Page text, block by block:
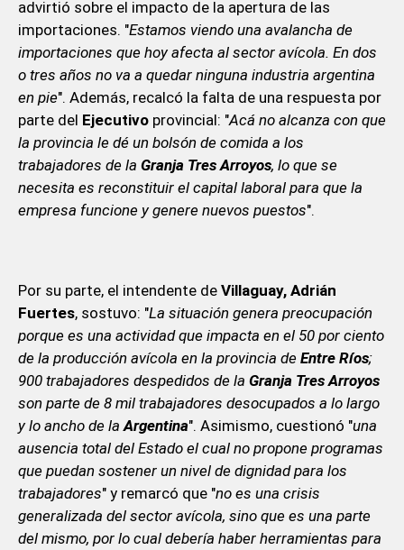
advirtió sobre el impacto de la apertura de las
importaciones. "Estamos viendo una avalancha de
importaciones que hoy afecta al sector avícola. En dos
o tres años no va a quedar ninguna industria argentina
en pie". Además, recalcó la falta de una respuesta por
parte del Ejecutivoprovincial: "Acá no alcanza con que
la provincia le dé un bolsón de comida a los
trabajadores de la Granja Tres Arroyos, lo que se
necesita es reconstituir el capital laboral para que la
empresa funcione y genere nuevos puestos".
Por su parte, el intendente de Villaguay, Adrián
Fuertes, sostuvo: "La situación genera preocupación
porque es una actividad que impacta en el 50 por ciento
de la producción avícola en la provincia de Entre Ríos;
900 trabajadores despedidos de la Granja Tres Arroyos
son parte de 8 mil trabajadores desocupados a lo largo
y lo ancho de la Argentina". Asimismo, cuestionó "una
ausencia total del Estado el cual no propone programas
que puedan sostener un nivel de dignidad para los
trabajadores" y remarcó que "no es una crisis
generalizada del sector avícola, sino que es una parte
del mismo, por lo cual debería haber herramientas para